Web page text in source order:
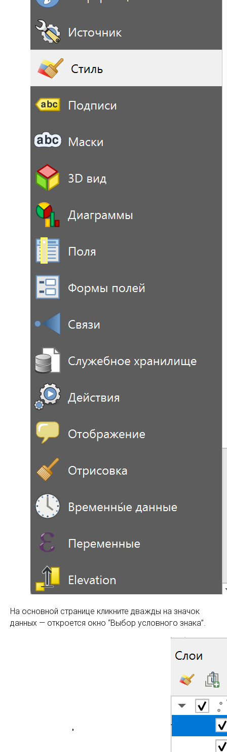
На основной странице кликните дважды на значок
данных — откроется окно “Выбор условного знака”.